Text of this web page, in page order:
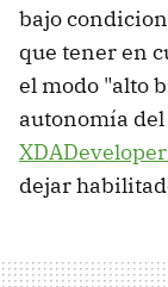
bajo
que tener en
el modo "alto
autonomía
dejar